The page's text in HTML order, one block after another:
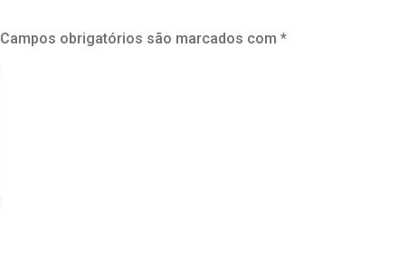
Campos obrigatórios são marcados com *